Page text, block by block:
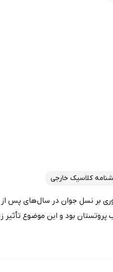
کلاسیک خارجی
بود و این موضوع تأثیر